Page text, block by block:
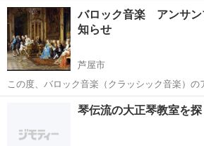
バロック音楽 アンサ
知らせ
芦屋市
この度、バロック音楽（クラッシック音楽）の
講を予定しています。 一定の人数（5～6名）
ます。 弦楽器、木管楽器（金管楽器は小型のみ
で、ご興味のある方は、是非、お...
芦屋市 その他 YouTube
琴伝流の大正琴教室を探